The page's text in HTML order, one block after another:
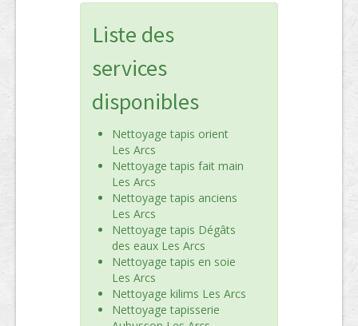
Liste des
services
disponibles
Nettoyage tapis orient
Les Arcs
Nettoyage tapis fait main
Les Arcs
Nettoyage tapis anciens
Les Arcs
Nettoyage tapis Dégâts
des eaux Les Arcs
Nettoyage tapis en soie
Les Arcs
Nettoyage kilims Les Arcs
Nettoyage tapisserie